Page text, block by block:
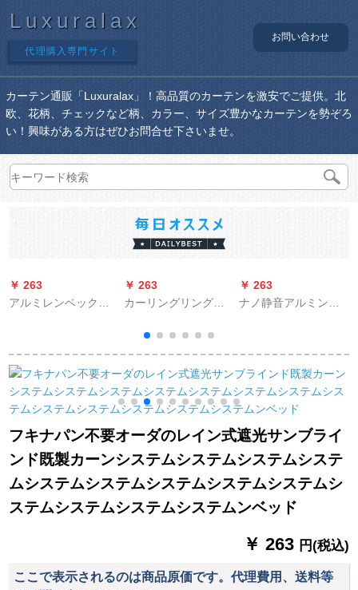
Luxuralax
代理購入専門サイト
お問い合わせ
カーテン通販「Luxuralax」！高品質のカーテンを激安でご提供。北
欧、花柄、チェックなど柄、カラー、サイズ豊かなカーテンを勢ぞろ
い！興味がある方はぜひお問合せ下さいませ。
￥ 263
アルミレンベックス
ーポラジット28*22
mm洋風ダンベルドを
取ります。
￥ 263
カーリングリングリ
リングリングリング
リング寝室遮光カー
ターテーン遮光テー
プテープのリング厚
手日よけ布布ショパ
ーテーテーリングリ
ングリングリングリ
ングバッグの単纯片
装（ロマポールを除
￥ 263
ナノ静音アルミンカ
ラスレ-ル部品滑車出
口窓象歯白-モノレ-ル
ト/メナート
フキナパン不要オーダのレイン式遮光サンブライ
ンド既製カーンシステムシステムシステムシステ
ムシステムシステムシステムシステムシステムシ
ステムシステムシステムシステムンベッド
￥ 263 円(税込)
ここで表示されるのは商品原価です。代理費用、送料等